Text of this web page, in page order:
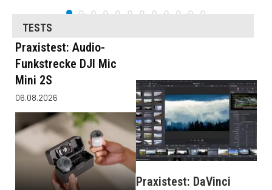
TESTS
Praxistest: Audio-
Funkstrecke DJI Mic
Mini 2S
06.08.2026
Praxistest: DaVinci